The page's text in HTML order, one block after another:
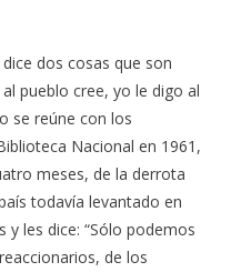
dos cosas que son
pueblo cree, yo le digo al
se reúne con los
Nacional en 1961,
meses, de la derrota
todavía levantado en
les dice: “Sólo podemos
de los